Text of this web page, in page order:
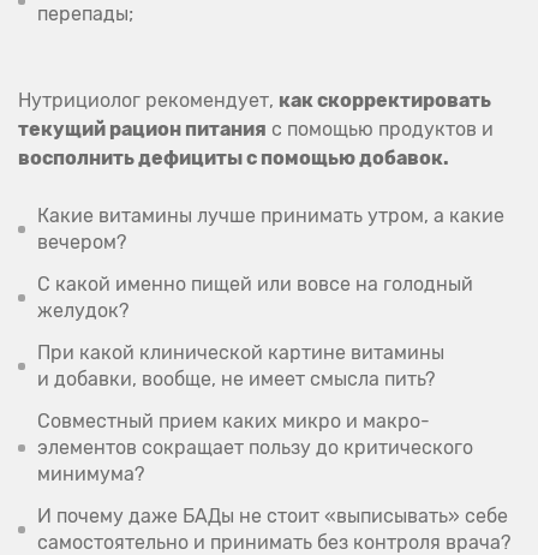
перепады;
Нутрициолог рекомендует, как скорректировать
текущий рацион питания с помощью продуктов и
восполнить дефициты с помощью добавок.
Какие витамины лучше принимать утром, а какие
вечером?
С какой именно пищей или вовсе на голодный
желудок?
При какой клинической картине витамины
и добавки, вообще, не имеет смысла пить?
Совместный прием каких микро и макро-
элементов сокращает пользу до критического
минимума?
И почему даже БАДы не стоит «выписывать» себе
самостоятельно и принимать без контроля врача?